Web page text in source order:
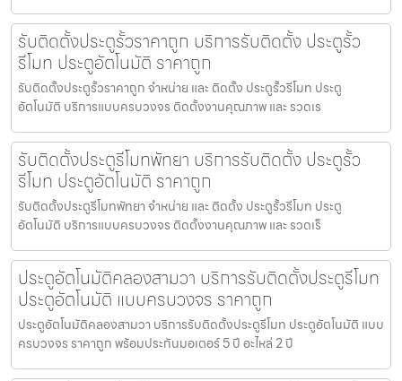
รับติดตั้งประตูรั้วราคาถูก บริการรับติดตั้ง ประตูรั้ว
รีโมท ประตูอัตโนมัติ ราคาถูก
รับติดตั้งประตูรั้วราคาถูก จำหน่าย และ ติดตั้ง ประตูรั้วรีโมท ประตู
อัตโนมัติ บริการแบบครบวงจร ติดตั้งงานคุณภาพ และ รวดเร
รับติดตั้งประตูรีโมทพัทยา บริการรับติดตั้ง ประตูรั้ว
รีโมท ประตูอัตโนมัติ ราคาถูก
รับติดตั้งประตูรีโมทพัทยา จำหน่าย และ ติดตั้ง ประตูรั้วรีโมท ประตู
อัตโนมัติ บริการแบบครบวงจร ติดตั้งงานคุณภาพ และ รวดเร็
ประตูอัตโนมัติคลองสามวา บริการรับติดตั้งประตูรีโมท
ประตูอัตโนมัติ แบบครบวงจร ราคาถูก
ประตูอัตโนมัติคลองสามวา บริการรับติดตั้งประตูรีโมท ประตูอัตโนมัติ แบบ
ครบวงจร ราคาถูก พร้อมประกันมอเตอร์ 5 ปี อะไหล่ 2 ปี